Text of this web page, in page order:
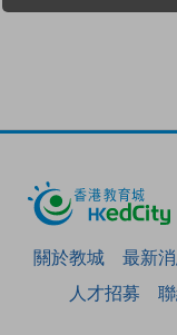
關於教城 最新
人才招募